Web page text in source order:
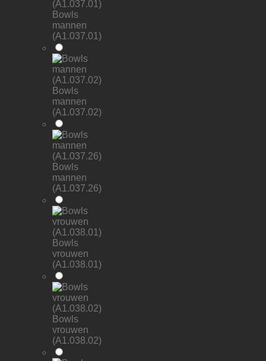
Bowls
mannen
(A1.037.01)
Bowls
mannen
(A1.037.02)
Bowls
mannen
(A1.037.26)
Bowls
vrouwen
(A1.038.01)
Bowls
vrouwen
(A1.038.02)